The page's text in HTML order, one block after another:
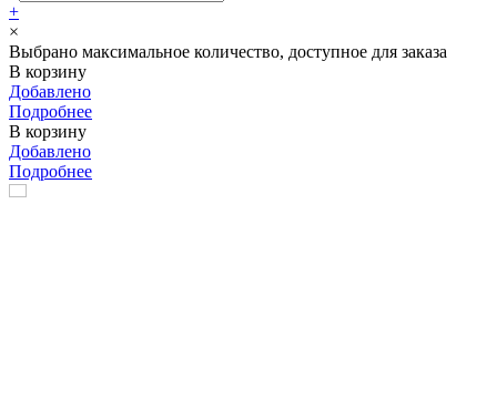
+
×
Выбрано максимальное количество, доступное для заказа
В корзину
Добавлено
Подробнее
В корзину
Добавлено
Подробнее